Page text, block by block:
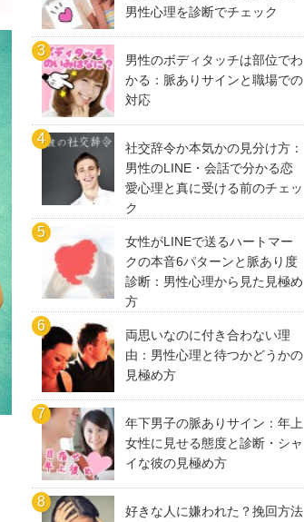
男性心理を診断でチェック
男性のボディタッチは部位でわ
かる：脈ありサインと職場での
対応
社交辞令か本気かの見分け方：
男性のLINE・会話で分かる恋
愛心理と真に受ける前のチェッ
ク
女性がLINEで送るハートマー
クの本音6パターンと脈あり度
診断：男性心理から見た見極め
方
両思いなのに付き合わない理
由：男性心理と待つかどうかの
見極め方
年下男子の脈ありサイン：年上
女性に見せる態度と診断・シャ
イな彼の見極め方
好きな人に嫌われた？挽回方法